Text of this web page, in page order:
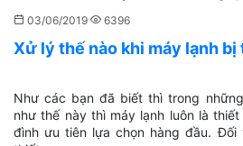
03/06/2019 6396
Xử lý thế nào khi máy lạnh bị
Như các bạn đã biết thì trong
như thế này thì máy lạnh luôn là
đình ưu tiên lựa chọn hàng đầu.